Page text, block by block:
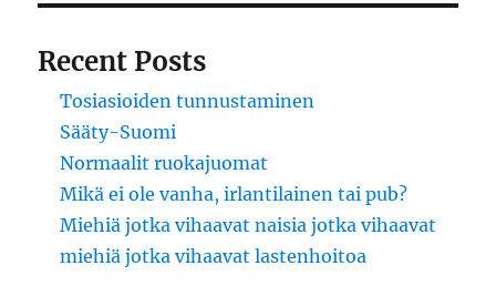
Recent Posts
Tosiasioiden tunnustaminen
Sääty-Suomi
Normaalit ruokajuomat
Mikä ei ole vanha, irlantilainen tai pub?
Miehiä jotka vihaavat naisia jotka vihaavat
miehiä jotka vihaavat lastenhoitoa